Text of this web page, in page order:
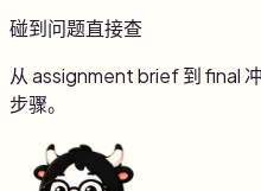
碰到问题直接查
从 assignment brief 到 final
步骤。